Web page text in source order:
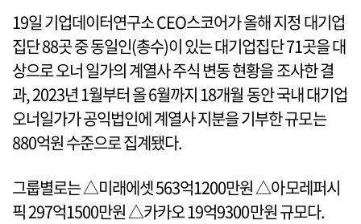
19일 기업데이터연구소 CEO스코어가 올해 지정 대기업
집단 88곳 중 동일인(총수)이 있는 대기업집단 71곳을 대
상으로 오너 일가의 계열사 주식 변동 현황을 조사한 결
과, 2023년 1월부터 올 6월까지 18개월 동안 국내 대기업
오너일가가 공익법인에 계열사 지분을 기부한 규모는
880억원 수준으로 집계됐다.
그룹별로는 △미래에셋 563억1200만원 △아모레퍼시
픽 297억1500만원 △카카오 19억9300만원 규모다.